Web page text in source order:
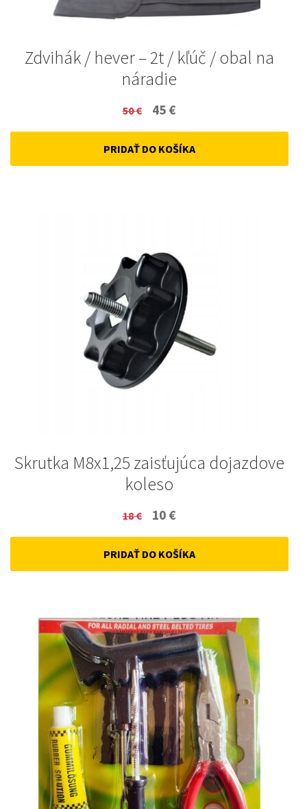
Zdvihák / hever – 2t / kľúč / obal na
náradie
50€
Original
price
was:
45 €
price
is:
PRIDAŤ DO KOŠÍKA
Skrutka M8x1,25 zaisťujúca dojazdove
koleso
18€
Original
price
was:
10 €
price
is:
PRIDAŤ DO KOŠÍKA